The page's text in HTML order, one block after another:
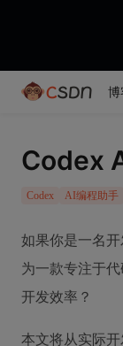
博
Codex
Codex AI编程助手
如果你是一名
为一款专注于
开发效率？
本文将从实际